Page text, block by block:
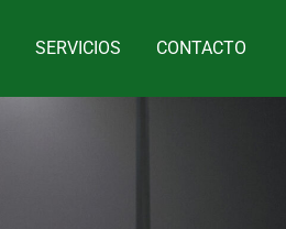
SERVICIOS CONTACTO